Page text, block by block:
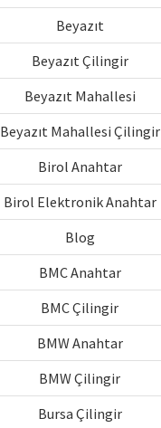
Beyazıt
Beyazıt Çilingir
Beyazıt Mahallesi
Beyazıt Mahallesi Çilingir
Birol Anahtar
Birol Elektronik Anahtar
Blog
BMC Anahtar
BMC Çilingir
BMW Anahtar
BMW Çilingir
Bursa Çilingir